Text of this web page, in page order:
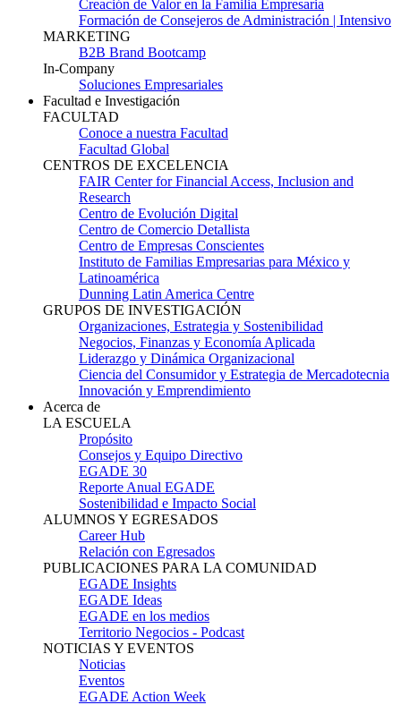
Creación de Valor en la Familia Empresaria
Formación de Consejeros de Administración | Intensivo
MARKETING
B2B Brand Bootcamp
In-Company
Soluciones Empresariales
Facultad e Investigación
FACULTAD
Conoce a nuestra Facultad
Facultad Global
CENTROS DE EXCELENCIA
FAIR Center for Financial Access, Inclusion and
Research
Centro de Evolución Digital
Centro de Comercio Detallista
Centro de Empresas Conscientes
Instituto de Familias Empresarias para México y
Latinoamérica
Dunning Latin America Centre
GRUPOS DE INVESTIGACIÓN
Organizaciones, Estrategia y Sostenibilidad
Negocios, Finanzas y Economía Aplicada
Liderazgo y Dinámica Organizacional
Ciencia del Consumidor y Estrategia de Mercadotecnia
Innovación y Emprendimiento
Acerca de
LA ESCUELA
Propósito
Consejos y Equipo Directivo
EGADE 30
Reporte Anual EGADE
Sostenibilidad e Impacto Social
ALUMNOS Y EGRESADOS
Career Hub
Relación con Egresados
PUBLICACIONES PARA LA COMUNIDAD
EGADE Insights
EGADE Ideas
EGADE en los medios
Territorio Negocios - Podcast
NOTICIAS Y EVENTOS
Noticias
Eventos
EGADE Action Week